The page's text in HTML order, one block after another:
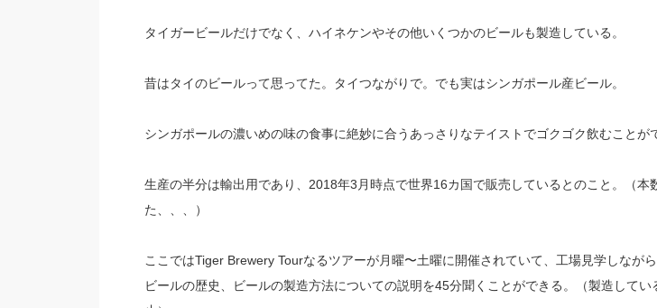
タイガービールだけでなく、ハイネケンやその他いくつかのビールも製造している。
昔はタイのビールって思ってた。タイつながりで。でも実はシンガポール産ビール。
シンガポールの濃いめの味の食事に絶妙に合うあっさりなテイストでゴクゴク飲むことが
生産の半分は輸出用であり、2018年3月時点で世界16カ国で販売しているとのこと。（本
た、、、）
ここではTiger Brewery Tourなるツアーが月曜〜土曜に開催されていて、工場見学しなが
ビールの歴史、ビールの製造方法についての説明を45分聞くことができる。（製造してい